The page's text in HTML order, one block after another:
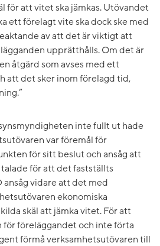
för att vitet ska jämkas. Utövandet
ett förelagt vite ska dock ske med
av att det är viktigt att
upprätthålls. Om det är
åtgärd som avses med ett
att det sker inom förelagd tid,
inte fullt ut hade
var föremål för
för sitt beslut och ansåg att
för att det fastställts
ansåg vidare att det med
ekonomiska
skäl att jämka vitet. För att
föreläggandet och inte förta
förmå verksamhetsutövaren till